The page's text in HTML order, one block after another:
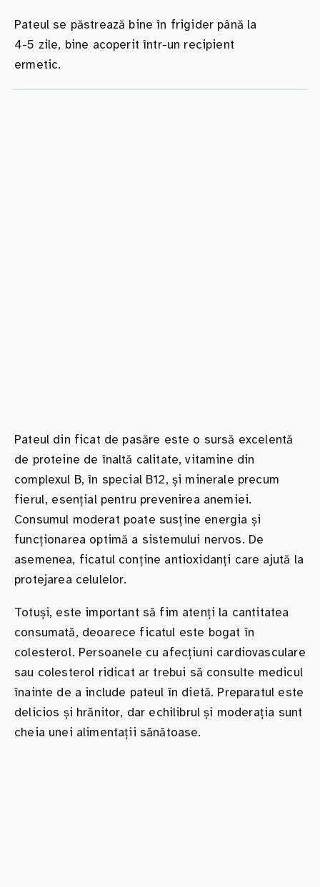
Pateul se păstrează bine în frigider până la
4-5 zile, bine acoperit într-un recipient
ermetic.
Pateul din ficat de pasăre este o sursă excelentă
de proteine de înaltă calitate, vitamine din
complexul B, în special B12, și minerale precum
fierul, esențial pentru prevenirea anemiei.
Consumul moderat poate susține energia și
funcționarea optimă a sistemului nervos. De
asemenea, ficatul conține antioxidanți care ajută la
protejarea celulelor.
Totuși, este important să fim atenți la cantitatea
consumată, deoarece ficatul este bogat în
colesterol. Persoanele cu afecțiuni cardiovasculare
sau colesterol ridicat ar trebui să consulte medicul
înainte de a include pateul în dietă. Preparatul este
delicios și hrănitor, dar echilibrul și moderația sunt
cheia unei alimentații sănătoase.